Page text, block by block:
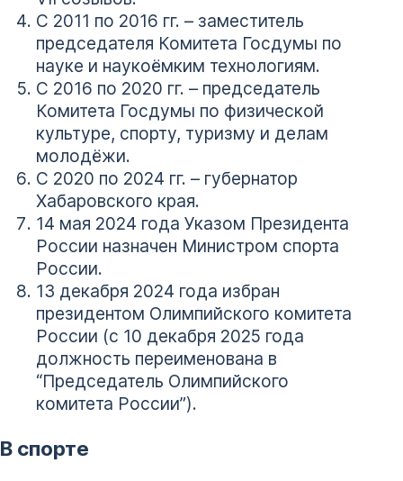
С 2011 по 2016 гг. – заместитель
председателя Комитета Госдумы по
науке и наукоёмким технологиям.
С 2016 по 2020 гг. – председатель
Комитета Госдумы по физической
культуре, спорту, туризму и делам
молодёжи.
С 2020 по 2024 гг. – губернатор
Хабаровского края.
14 мая 2024 года Указом Президента
России назначен Министром спорта
России.
13 декабря 2024 года избран
президентом Олимпийского комитета
России (с 10 декабря 2025 года
должность переименована в
“Председатель Олимпийского
комитета России”).
В спорте